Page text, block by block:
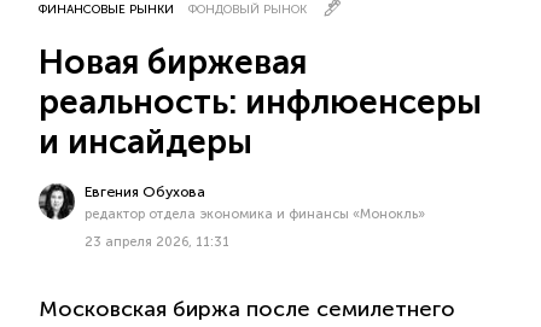
ФИНАНСОВЫЕ РЫНКИ ФОНДОВЫЙ РЫНОК
Новая биржевая
реальность: инфлюенсеры
и инсайдеры
Евгения Обухова
редактор отдела экономика и финансы «Монокль»
23 апреля 2026, 11:31
Московская биржа после семилетнего